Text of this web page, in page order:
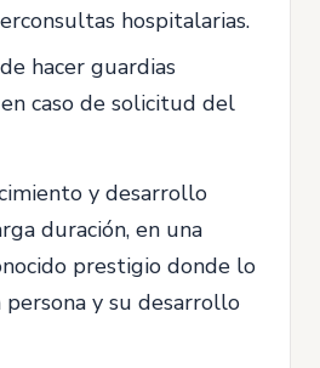
hospitalarias.
hacer guardias
caso de solicitud del
y desarrollo
duración, en una
prestigio donde lo
y su desarrollo